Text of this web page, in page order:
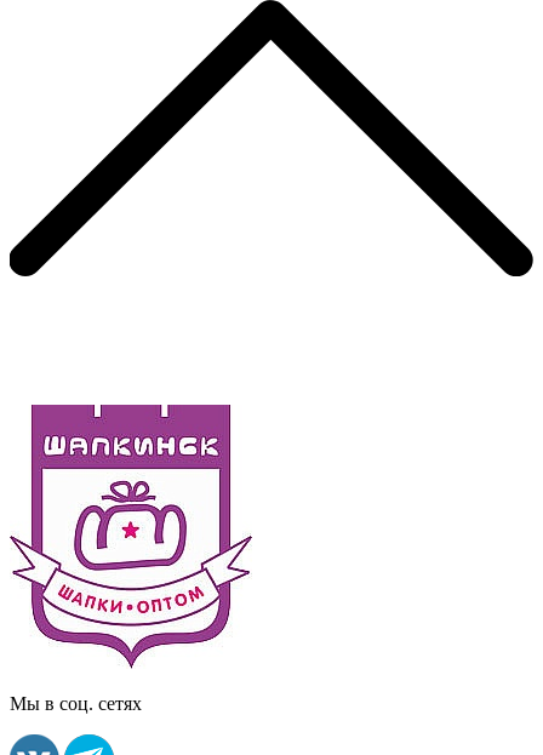
Мы в соц. сетях